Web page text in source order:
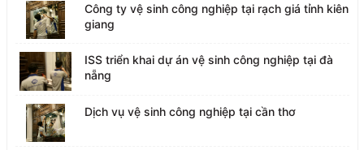
Công ty vệ sinh công nghiệp tại rạch giá tỉnh kiên
giang
ISS triển khai dự án vệ sinh công nghiệp tại đà
nẵng
Dịch vụ vệ sinh công nghiệp tại cần thơ